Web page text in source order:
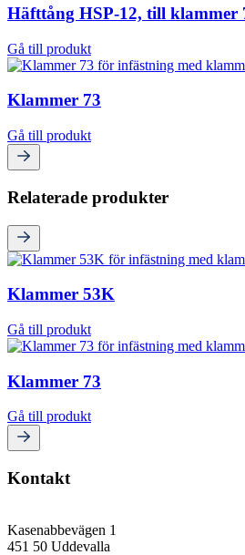
Häfttång HSP-12, till klammer
Gå till produkt
Klammer 73
Gå till produkt
Relaterade produkter
Klammer 53K
Gå till produkt
Klammer 73
Gå till produkt
Kontakt
Kasenabbevägen 1
451 50 Uddevalla